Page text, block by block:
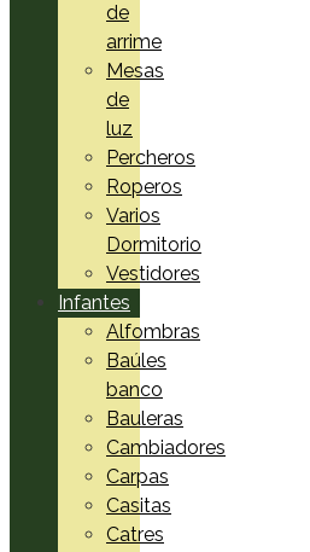
de
arrime
Mesas
de
luz
Percheros
Roperos
Varios
Dormitorio
Vestidores
Infantes
Alfombras
Baúles
banco
Bauleras
Cambiadores
Carpas
Casitas
Catres